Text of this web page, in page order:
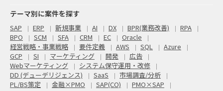
テーマ別に案件を探す
SAP ERP 新規事業 AI DX BPR(業務改善)
RPA
BPO
SCM SFA CRM EC
Oracle
経営戦略・事業戦略
要件定義 AWS SQL
Azure
GCP
SI マーケティング 開発
広告
Webマーケティング
システム保守運用・改修
DD (デューデリジェンス)
SaaS
市場調査/分析
PL/BS策定
金融×PMO SAP(CO) PMO×SAP